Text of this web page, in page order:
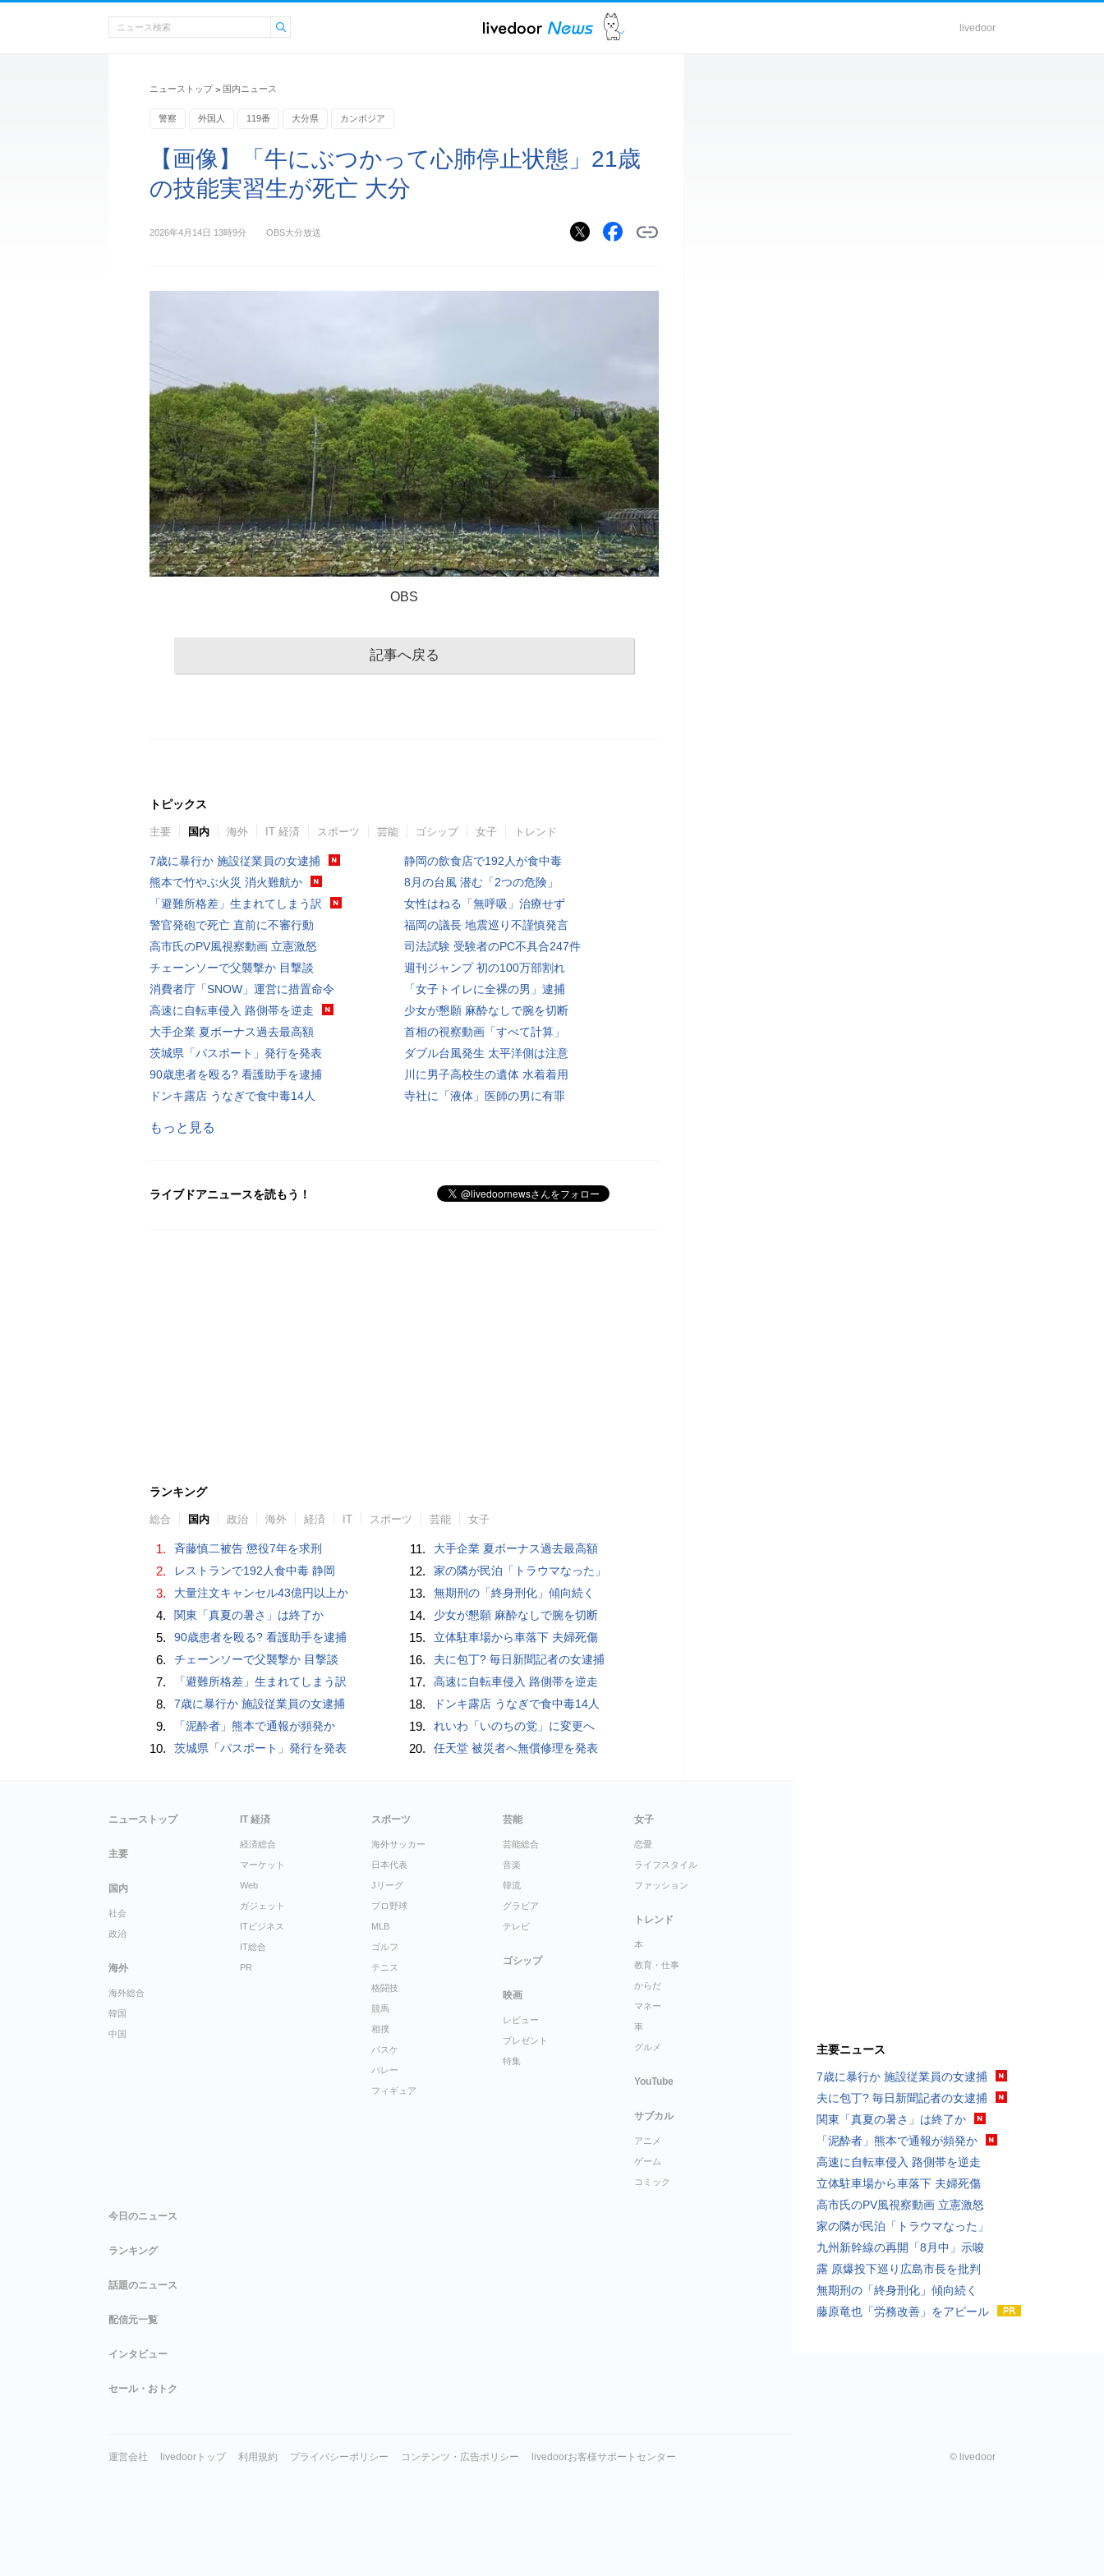
livedoor
ニューストップ > 国内ニュース
警察 外国人 119番 大分県 カンボジア
【画像】「牛にぶつかって心肺停止状態」21歳
の技能実習生が死亡 大分
2026年4月14日 13時9分 OBS大分放送
OBS
記事へ戻る
トピックス
主要 国内 海外 IT 経済 スポーツ 芸能 ゴシップ 女子 トレンド
7歳に暴行か 施設従業員の女逮捕
熊本で竹やぶ火災 消火難航か
「避難所格差」生まれてしまう訳
警官発砲で死亡 直前に不審行動
高市氏のPV風視察動画 立憲激怒
チェーンソーで父襲撃か 目撃談
消費者庁「SNOW」運営に措置命令
高速に自転車侵入 路側帯を逆走
大手企業 夏ボーナス過去最高額
茨城県「パスポート」発行を発表
90歳患者を殴る? 看護助手を逮捕
ドンキ露店 うなぎで食中毒14人
静岡の飲食店で192人が食中毒
8月の台風 潜む「2つの危険」
女性はねる「無呼吸」治療せず
福岡の議長 地震巡り不謹慎発言
司法試験 受験者のPC不具合247件
週刊ジャンプ 初の100万部割れ
「女子トイレに全裸の男」逮捕
少女が懇願 麻酔なしで腕を切断
首相の視察動画「すべて計算」
ダブル台風発生 太平洋側は注意
川に男子高校生の遺体 水着着用
寺社に「液体」医師の男に有罪
もっと見る
ライブドアニュースを読もう！
ランキング
総合 国内 政治 海外 経済 IT スポーツ 芸能 女子
1. 斉藤慎二被告 懲役7年を求刑
2. レストランで192人食中毒 静岡
3. 大量注文キャンセル43億円以上か
4. 関東「真夏の暑さ」は終了か
5. 90歳患者を殴る? 看護助手を逮捕
6. チェーンソーで父襲撃か 目撃談
7. 「避難所格差」生まれてしまう訳
8. 7歳に暴行か 施設従業員の女逮捕
9. 「泥酔者」熊本で通報が頻発か
10. 茨城県「パスポート」発行を発表
11. 大手企業 夏ボーナス過去最高額
12. 家の隣が民泊「トラウマなった」
13. 無期刑の「終身刑化」傾向続く
14. 少女が懇願 麻酔なしで腕を切断
15. 立体駐車場から車落下 夫婦死傷
16. 夫に包丁? 毎日新聞記者の女逮捕
17. 高速に自転車侵入 路側帯を逆走
18. ドンキ露店 うなぎで食中毒14人
19. れいわ「いのちの党」に変更へ
20. 任天堂 被災者へ無償修理を発表
主要ニュース
7歳に暴行か 施設従業員の女逮捕
夫に包丁? 毎日新聞記者の女逮捕
関東「真夏の暑さ」は終了か
「泥酔者」熊本で通報が頻発か
高速に自転車侵入 路側帯を逆走
立体駐車場から車落下 夫婦死傷
高市氏のPV風視察動画 立憲激怒
家の隣が民泊「トラウマなった」
九州新幹線の再開「8月中」示唆
露 原爆投下巡り広島市長を批判
無期刑の「終身刑化」傾向続く
藤原竜也「労務改善」をアピール
ニューストップ
主要
国内
社会
政治
海外
海外総合
韓国
中国
IT 経済
経済総合
マーケット
Web
ガジェット
ITビジネス
IT総合
PR
スポーツ
海外サッカー
日本代表
Jリーグ
プロ野球
MLB
ゴルフ
テニス
格闘技
競馬
相撲
バスケ
バレー
フィギュア
芸能
芸能総合
音楽
韓流
グラビア
テレビ
ゴシップ
映画
レビュー
プレゼント
特集
女子
恋愛
ライフスタイル
ファッション
トレンド
本
教育・仕事
からだ
マネー
車
グルメ
YouTube
サブカル
アニメ
ゲーム
コミック
今日のニュース
ランキング
話題のニュース
配信元一覧
インタビュー
セール・おトク
運営会社 livedoorトップ 利用規約 プライバシーポリシー コンテンツ・広告ポリシー livedoorお客様サポートセンター © livedoor